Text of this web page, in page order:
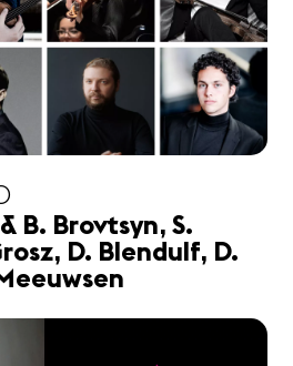
B. Brovtsyn, S.
D. Blendulf, D.